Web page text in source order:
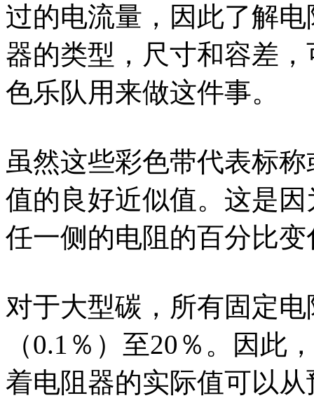
过的电流量，因此了解
器的类型，尺寸和容差
色乐队用来做这件事。
虽然这些彩色带代表标
值的良好近似值。这是
任一侧的电阻的百分比
对于大型碳，所有固定
（0.1％）至20％。因此
着电阻器的实际值可以